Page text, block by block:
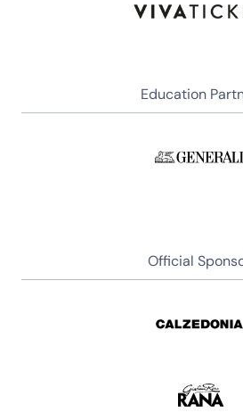
Education
Official